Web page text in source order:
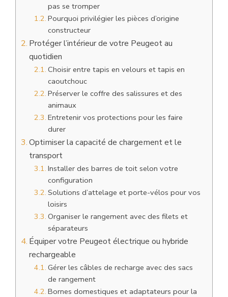
pas se tromper
Pourquoi privilégier les pièces d’origine
constructeur
Protéger l’intérieur de votre Peugeot au
quotidien
Choisir entre tapis en velours et tapis en
caoutchouc
Préserver le coffre des salissures et des
animaux
Entretenir vos protections pour les faire
durer
Optimiser la capacité de chargement et le
transport
Installer des barres de toit selon votre
configuration
Solutions d’attelage et porte-vélos pour vos
loisirs
Organiser le rangement avec des filets et
séparateurs
Équiper votre Peugeot électrique ou hybride
rechargeable
Gérer les câbles de recharge avec des sacs
de rangement
Bornes domestiques et adaptateurs pour la